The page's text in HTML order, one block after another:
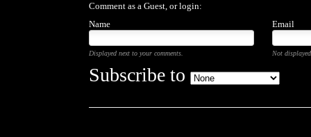
Comment as a Guest, or login:
Name
Email
Displayed next to your comments. Not
Subscribe to